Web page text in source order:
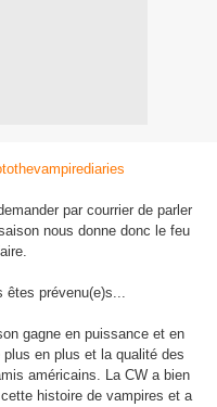
par courrier de parler
nous donne donc le feu
êtes prévenu(e)s...
gagne en puissance et en
en plus et la qualité des
américains. La CW a bien
histoire de vampires et a